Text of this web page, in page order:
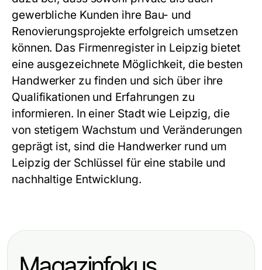
gewerbliche Kunden ihre Bau- und
Renovierungsprojekte erfolgreich umsetzen
können. Das Firmenregister in Leipzig bietet
eine ausgezeichnete Möglichkeit, die besten
Handwerker zu finden und sich über ihre
Qualifikationen und Erfahrungen zu
informieren. In einer Stadt wie Leipzig, die
von stetigem Wachstum und Veränderungen
geprägt ist, sind die Handwerker rund um
Leipzig der Schlüssel für eine stabile und
nachhaltige Entwicklung.